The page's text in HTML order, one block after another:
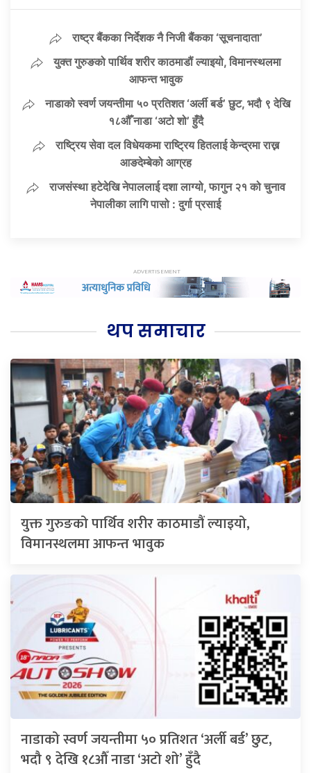
राष्ट्र बैंकका निर्देशक नै निजी बैंकका ‘सूचनादाता’
युक्त गुरुङको पार्थिव शरीर काठमाडौं ल्याइयो, विमानस्थलमा
आफन्त भावुक
नाडाको स्वर्ण जयन्तीमा ५० प्रतिशत ‘अर्ली बर्ड’ छुट, भदौ ९ देखि
१८औँ नाडा ‘अटो शो’ हुँदै
राष्ट्रिय सेवा दल विधेयकमा राष्ट्रिय हितलाई केन्द्रमा राख्न
आङदेम्बेको आग्रह
राजसंस्था हटेदेखि नेपाललाई दशा लाग्यो, फागुन २१ को चुनाव
नेपालीका लागि पासो : दुर्गा प्रसाई
थप समाचार
युक्त गुरुङको पार्थिव शरीर काठमाडौं ल्याइयो,
विमानस्थलमा आफन्त भावुक
नाडाको स्वर्ण जयन्तीमा ५० प्रतिशत ‘अर्ली बर्ड’ छुट,
भदौ ९ देखि १८औँ नाडा ‘अटो शो’ हुँदै